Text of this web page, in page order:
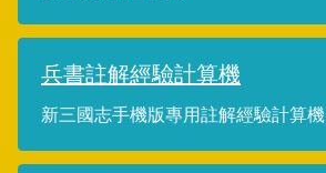
兵書註解經驗計算機
新三國志手機版專用註解經驗計算機